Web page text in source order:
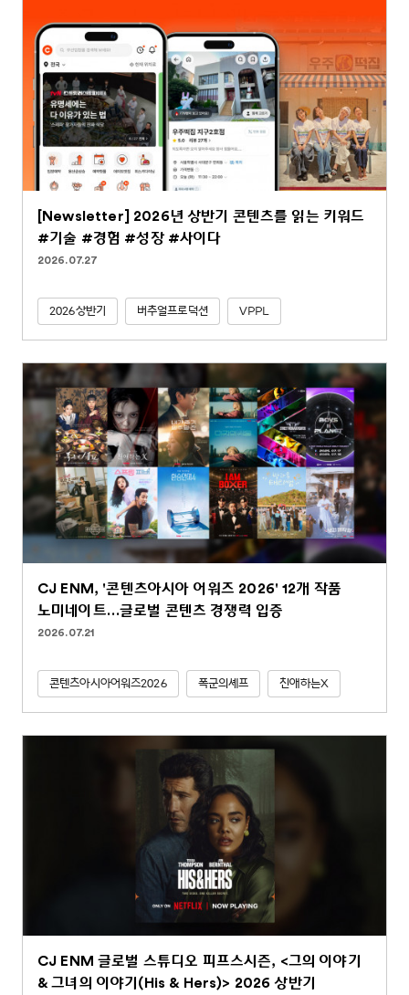
[Newsletter] 2026년 상반기 콘텐츠를 읽는 키워드
#기술 #경험 #성장 #사이다
2026.07.27
2026상반기 버추얼프로덕션 VPPL
CJ ENM, '콘텐츠아시아 어워즈 2026' 12개 작품
노미네이트…글로벌 콘텐츠 경쟁력 입증
2026.07.21
콘텐츠아시아어워즈2026 폭군의셰프 친애하는X
CJ ENM 글로벌 스튜디오 피프스시즌, <그의 이야기
& 그녀의 이야기(His & Hers)> 2026 상반기